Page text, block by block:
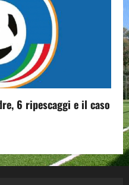
6 ripescaggi e il caso